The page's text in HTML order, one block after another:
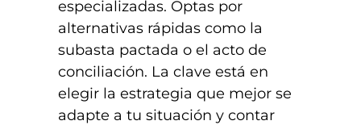
especializadas. Optas por
alternativas rápidas como la
subasta pactada o el acto de
conciliación. La clave está en
elegir la estrategia que mejor se
adapte a tu situación y contar